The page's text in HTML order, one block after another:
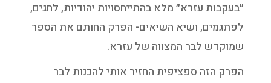
״בעקבות עזרא״ מלא בהתייחסויות יהודיות, לחגים,
לפתגמים, ושיא השיאים- הפרק החותם את הספר
שמוקדש לבר המצווה של עזרא.
הפרק הזה ספציפית החזיר אותי להכנות לבר